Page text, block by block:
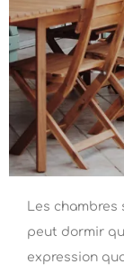
Les
peut dormir
expression